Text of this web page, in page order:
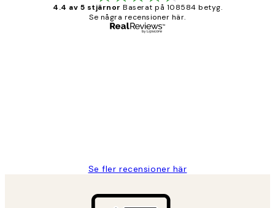
4.4 av 5 stjärnor Baserat på 108584 betyg.
Se några recensioner här.
Se fler recensioner här